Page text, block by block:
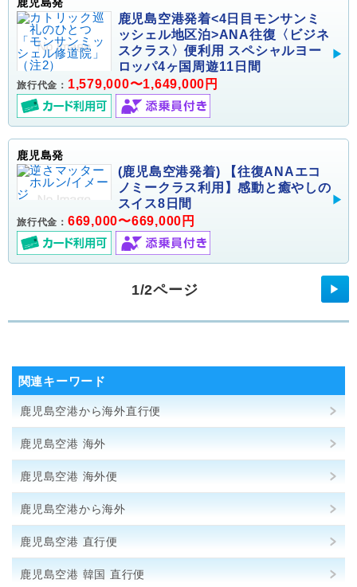
鹿児島空港発着<4日目モンサンミ
ッシェル地区泊>ANA往復〈ビジネ
スクラス〉便利用 スペシャルヨー
ロッパ4ヶ国周遊11日間
旅行代金： 1,579,000〜1,649,000円
鹿児島発
(鹿児島空港発着) 【往復ANAエコ
ノミークラス利用】感動と癒やしの
スイス8日間
旅行代金： 669,000〜669,000円
1/2ページ ▶
関連キーワード
鹿児島空港から海外直行便
鹿児島空港 海外
鹿児島空港 海外便
鹿児島空港から海外
鹿児島空港 直行便
鹿児島空港 韓国 直行便